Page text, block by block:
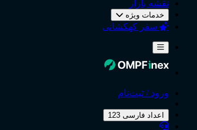
نقشه بازار
خدمات ویژه
سفر کهکشانی
ورود / ثبت‌نام
اعداد فارسی 123